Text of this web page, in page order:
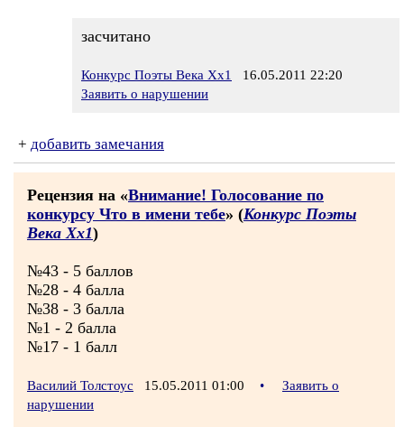
засчитано
Конкурс Поэты Века Хх1
16.05.2011 22:20
Заявить о нарушении
+ добавить замечания
Рецензия на «Внимание! Голосование по
конкурсу Что в имени тебе» (Конкурс Поэты
Века Хх1)
№43 - 5 баллов
№28 - 4 балла
№38 - 3 балла
№1 - 2 балла
№17 - 1 балл
Василий Толстоус 15.05.2011 01:00 •
Заявить о
нарушении